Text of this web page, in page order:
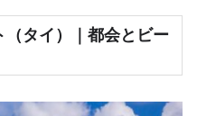
タイ）｜都会とビー